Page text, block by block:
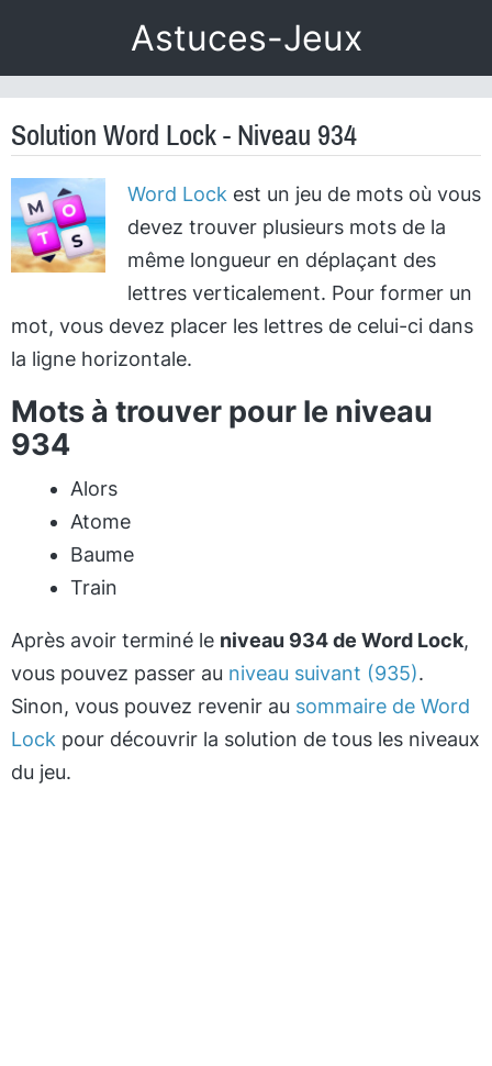
Astuces-Jeux
Solution Word Lock - Niveau 934
Word Lock est un jeu de mots où vous
devez trouver plusieurs mots de la
même longueur en déplaçant des
lettres verticalement. Pour former un
mot, vous devez placer les lettres de celui-ci dans
la ligne horizontale.
Mots à trouver pour le niveau
934
Alors
Atome
Baume
Train
Après avoir terminé le niveau 934 de Word Lock,
vous pouvez passer au niveau suivant (935).
Sinon, vous pouvez revenir au sommaire de Word
Lock pour découvrir la solution de tous les niveaux
du jeu.